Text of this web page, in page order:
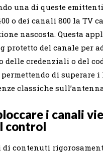
una di queste
o dei canali 800 la TV
nascosta. Questa
protetto del canale per
delle credenziali o del
permettendo di
classiche
i canali
control
di contenuti